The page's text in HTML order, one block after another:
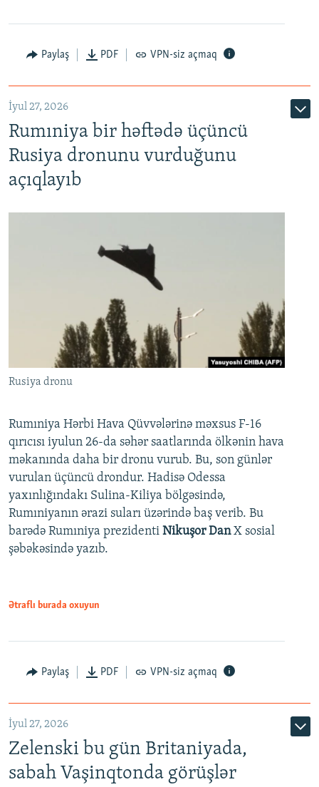
Paylaş PDF VPN-siz açmaq
İyul 27, 2026
Rumıniya bir həftədə üçüncü
Rusiya dronunu vurduğunu
açıqlayıb
Rusiya dronu
Rumıniya Hərbi Hava Qüvvələrinə məxsus F-16
qırıcısı iyulun 26-da səhər saatlarında ölkənin hava
məkanında daha bir dronu vurub. Bu, son günlər
vurulan üçüncü drondur. Hadisə Odessa
yaxınlığındakı Sulina-Kiliya bölgəsində,
Rumıniyanın ərazi suları üzərində baş verib. Bu
barədə Rumıniya prezidenti Nikuşor DanX sosial
şəbəkəsində yazıb.
Ətraflı burada oxuyun
Paylaş PDF VPN-siz açmaq
İyul 27, 2026
Zelenski bu gün Britaniyada,
sabah Vaşinqtonda görüşlər